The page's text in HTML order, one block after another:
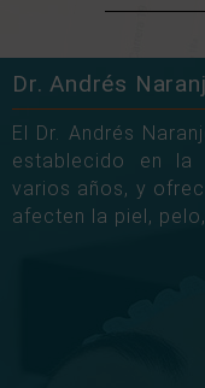
Dr. Andrés
El Dr. Andrés
establecido en la
varios años, y
afecten la piel,